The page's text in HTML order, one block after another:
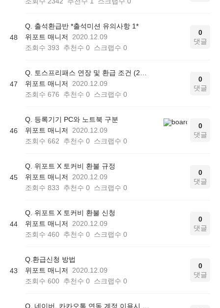
48
Q. 출석환급반 *출석미션 유의사항 1*
위포트 매니저
2020.12.09
조회수 393 추천수 0 스크랩수 0
0
댓글
47
위포트 매니저
2020.12.09
조회수 676 추천수 0 스크랩수 0
0
댓글
46
Q. 등록기기 PC와 노트북 구분
위포트 매니저
2020.12.09
조회수 662 추천수 0 스크랩수 0
0
댓글
45
Q. 위포트 X 토커비 환불 규정
위포트 매니저
2020.12.09
조회수 833 추천수 0 스크랩수 0
0
댓글
44
Q. 위포트 X 토커비 환불 신청
위포트 매니저
2020.12.09
조회수 460 추천수 0 스크랩수 0
0
댓글
43
Q.환급신청 방법
위포트 매니저
2020.12.09
조회수 600 추천수 0 스크랩수 0
0
댓글